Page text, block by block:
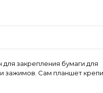
закрепления бумаги для
зажимов. Сам планшет